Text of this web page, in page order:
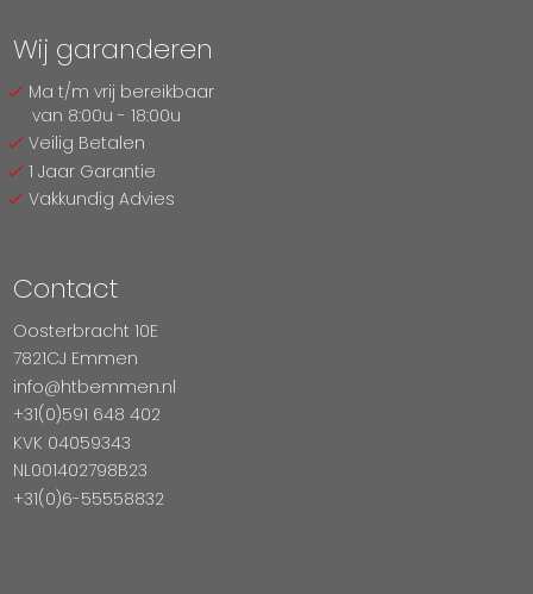
Wij garanderen
Ma t/m vrij bereikbaar
van 8:00u - 18:00u
Veilig Betalen
1 Jaar Garantie
Vakkundig Advies
Contact
Oosterbracht 10E
7821CJ Emmen
info@htbemmen.nl
+31(0)591 648 402
KVK 04059343
NL001402798B23
+31(0)6-55558832